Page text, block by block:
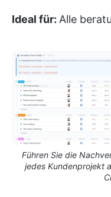
Ideal für: Alle
Führen Sie die
jedes Kundenprojekt